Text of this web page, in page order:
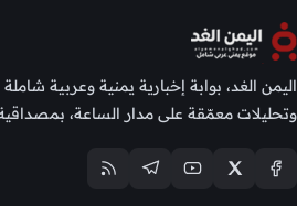
اليمن الغد، بوابة إخبارية يمنية وعربية
وتحليلات معمّقة على مدار الساعة،